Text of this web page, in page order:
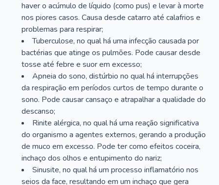
haver o acúmulo de líquido (como pus) e levar à morte
nos piores casos. Causa desde catarro até calafrios e
problemas para respirar;
Tuberculose, no qual há uma infecção causada por
bactérias que atinge os pulmões. Pode causar desde
tosse até febre e suor em excesso;
Apneia do sono, distúrbio no qual há interrupções
da respiração em períodos curtos de tempo durante o
sono. Pode causar cansaço e atrapalhar a qualidade do
descanso;
Rinite alérgica, no qual há uma reação significativa
do organismo a agentes externos, gerando a produção
de muco em excesso. Pode ter como efeitos coceira,
inchaço dos olhos e entupimento do nariz;
Sinusite, no qual há um processo inflamatório nos
seios da face, resultando em um inchaço que gera